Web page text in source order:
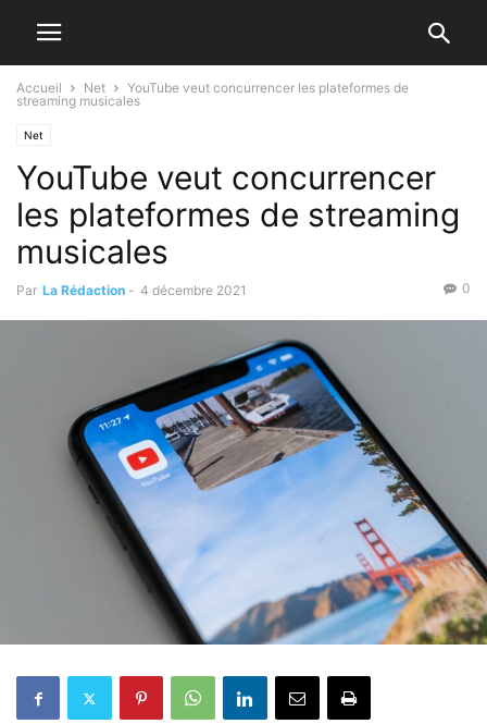
Accueil Net
YouTube veut concurrencer les plateformes de
streaming musicales
Net
YouTube veut concurrencer
les plateformes de streaming
musicales
Par La Rédaction - 4 décembre 2021 0